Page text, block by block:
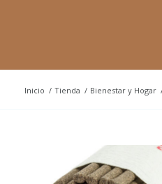
Inicio / Tienda / Bienestar y Hogar